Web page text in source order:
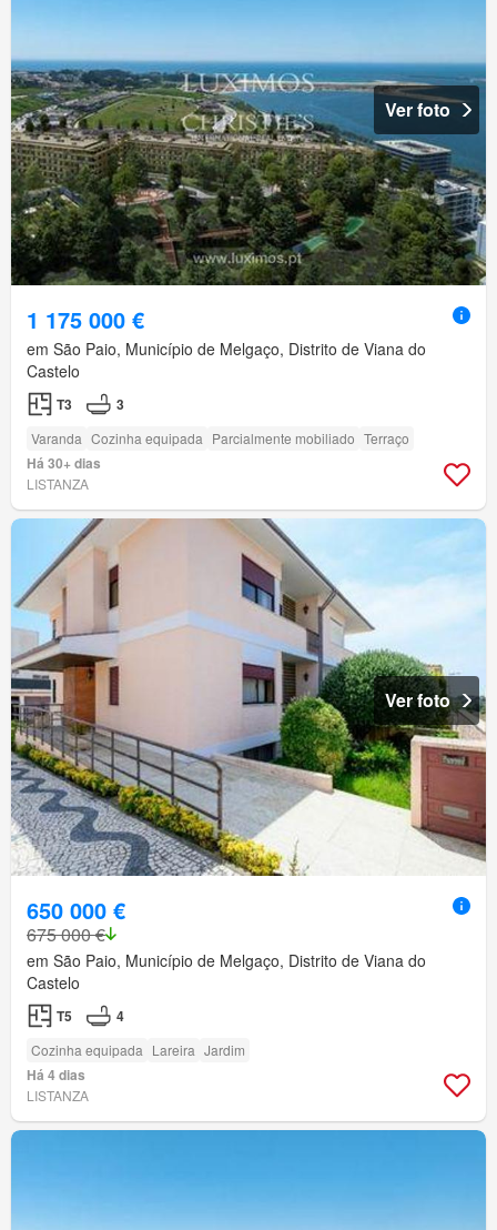
Ver foto
1 175 000 €
em São Paio, Município de Melgaço, Distrito de Viana do
Castelo
T3 3
Varanda Cozinha equipada Parcialmente mobiliado Terraço
Há 30+ dias
LISTANZA
Ver foto
650 000 €
675 000 €
em São Paio, Município de Melgaço, Distrito de Viana do
Castelo
T5 4
Cozinha equipada Lareira Jardim
Há 4 dias
LISTANZA